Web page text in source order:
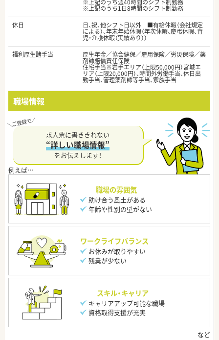
※上記のうち週40時間のシフト制勤務
※上記のうち1日8時間のシフト制勤務
休日
日、祝、他シフト日以外 ■有給休暇（会社規定
による）、年末年始休暇（年次休暇、慶弔休暇、育
児・介護休暇（実績あり））
福利厚生諸手当
厚生年金／協会健保／雇用保険／労災保険／薬
剤師賠償責任保険
住宅手当※岩手エリア（上限50,000円）宮城エ
リア（上限20,000円）、時間外労働手当、休日出
勤手当、管理薬剤師等手当、家族手当
職場情報
求人票に書ききれない
“詳しい職場情報”
をお伝えします！
職場の雰囲気
助け合う風土がある
年齢や性別の壁がない
ワークライフバランス
お休みが取りやすい
残業が少ない
スキル・キャリア
キャリアアップ可能な職場
資格取得支援が充実